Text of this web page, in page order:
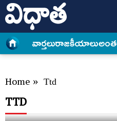
వార్త‌లురాజకీయాలు
Home» Ttd
TTD